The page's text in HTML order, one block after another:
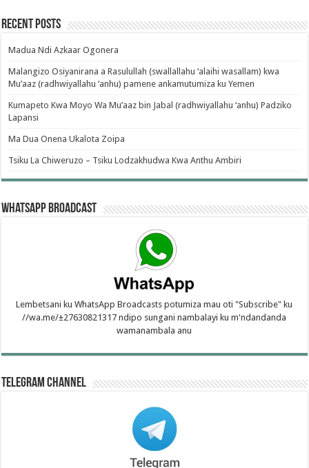
Recent Posts
Madua Ndi Azkaar Ogonera
Malangizo Osiyanirana a Rasulullah (swallallahu ‘alaihi wasallam) kwa
Mu’aaz (radhwiyallahu ‘anhu) pamene ankamutumiza ku Yemen
Kumapeto Kwa Moyo Wa Mu’aaz bin Jabal (radhwiyallahu ‘anhu) Padziko
Lapansi
Ma Dua Onena Ukalota Zoipa
Tsiku La Chiweruzo – Tsiku Lodzakhudwa Kwa Anthu Ambiri
WhatsApp Broadcast
Lembetsani ku WhatsApp Broadcasts potumiza mau oti "Subscribe" ku
//wa.me/±27630821317 ndipo sungani nambalayi ku m'ndandanda
wamanambala anu
Telegram Channel